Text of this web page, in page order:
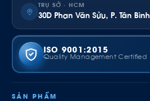
TRỤ SỞ · HCM
30D Phan Văn Sửu, P. Tân Bình
ISO 9001:2015
Quality Management Certified
SẢN PHẨM